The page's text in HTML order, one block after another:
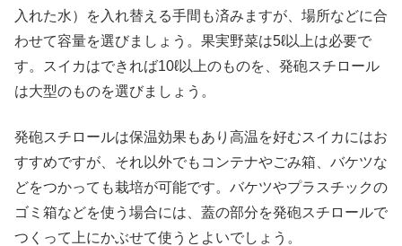
入れた水）を入れ替える手間も済みますが、場所などに合
わせて容量を選びましょう。果実野菜は5ℓ以上は必要で
す。スイカはできれば10ℓ以上のものを、発砲スチロール
は大型のものを選びましょう。
発砲スチロールは保温効果もあり高温を好むスイカにはお
すすめですが、それ以外でもコンテナやごみ箱、バケツな
どをつかっても栽培が可能です。バケツやプラスチックの
ゴミ箱などを使う場合には、蓋の部分を発砲スチロールで
つくって上にかぶせて使うとよいでしょう。